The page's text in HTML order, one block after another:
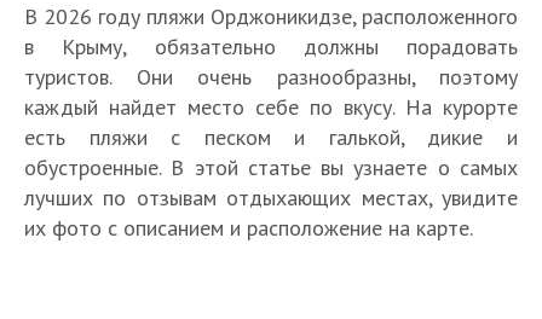
В 2026 году пляжи Орджоникидзе, расположенного
в Крыму, обязательно должны порадовать
туристов. Они очень разнообразны, поэтому
каждый найдет место себе по вкусу. На курорте
есть пляжи с песком и галькой, дикие и
обустроенные. В этой статье вы узнаете о самых
лучших по отзывам отдыхающих местах, увидите
их фото с описанием и расположение на карте.